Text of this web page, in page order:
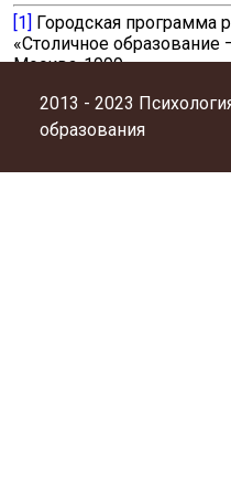
[1] Городская программа
«Столичное
Москва-1999
2013 - 2023
образования